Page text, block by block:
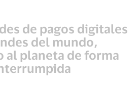
de pagos digitales
del mundo,
al planeta de forma